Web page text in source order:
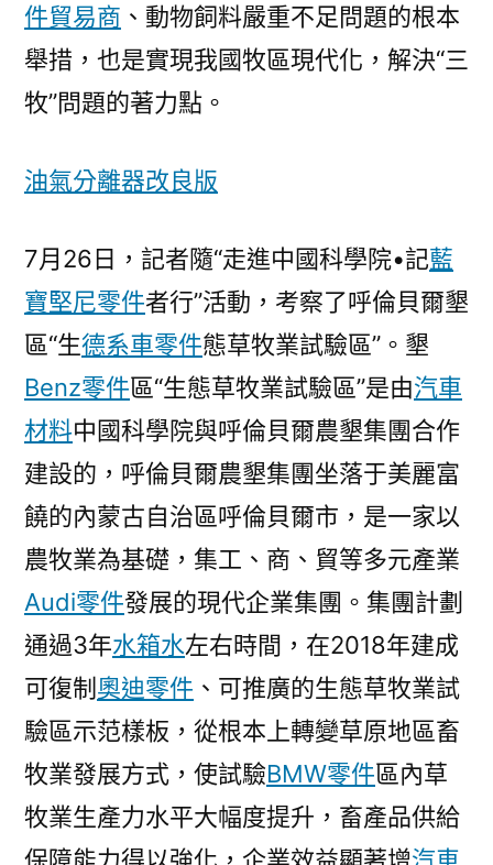
展
門
件貿易商 、動物飼料嚴重不足問題的根本
舉措，也是實現我國牧區現代化，解決“三
牧”問題的著力點。
油氣分離器改良版
7月26日，記者隨“走進中國科學院•記藍
寶堅尼零件者行”活動，考察了呼倫貝爾墾
區“生德系車零件態草牧業試驗區”。墾
Benz零件區“生態草牧業試驗區”是由汽車
材料中國科學院與呼倫貝爾農墾集團合作
建設的，呼倫貝爾農墾集團坐落于美麗富
饒的內蒙古自治區呼倫貝爾市，是一家以
農牧業為基礎，集工、商、貿等多元產業
Audi零件發展的現代企業集團。集團計劃
通過3年水箱水左右時間，在2018年建成
可復制 奧迪零件 、可推廣的生態草牧業試
驗區示范樣板，從根本上轉變草原地區畜
牧業發展方式，使試驗BMW零件區內草
牧業生產力水平大幅度提升，畜產品供給
保障能力得以強化，企業效益顯著增汽車